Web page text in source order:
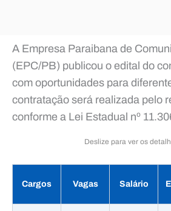
A Empresa Paraibana de
(EPC/PB) publicou o edital do
com oportunidades para
contratação será realizada pelo
conforme a Lei Estadual nº
Deslize para ver os
Cargos Vagas Salário